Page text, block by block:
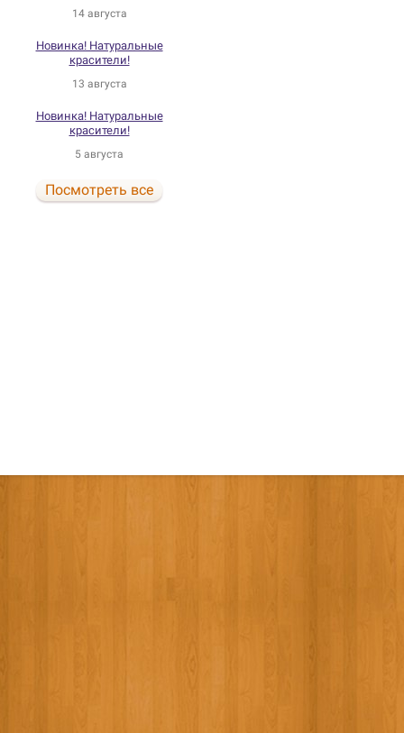
14 августа
Новинка! Натуральные
красители!
13 августа
Новинка! Натуральные
красители!
5 августа
Посмотреть все